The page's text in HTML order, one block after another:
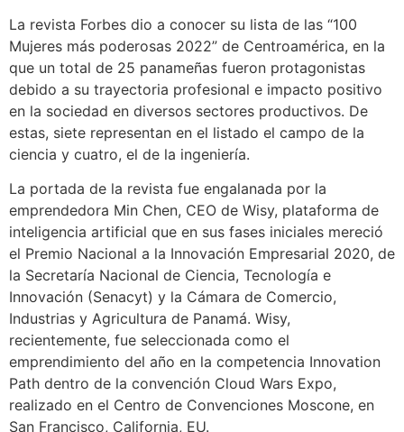
La revista Forbes dio a conocer su lista de las “100
Mujeres más poderosas 2022” de Centroamérica, en la
que un total de 25 panameñas fueron protagonistas
debido a su trayectoria profesional e impacto positivo
en la sociedad en diversos sectores productivos. De
estas, siete representan en el listado el campo de la
ciencia y cuatro, el de la ingeniería.
La portada de la revista fue engalanada por la
emprendedora Min Chen, CEO de Wisy, plataforma de
inteligencia artificial que en sus fases iniciales mereció
el Premio Nacional a la Innovación Empresarial 2020, de
la Secretaría Nacional de Ciencia, Tecnología e
Innovación (Senacyt) y la Cámara de Comercio,
Industrias y Agricultura de Panamá. Wisy,
recientemente, fue seleccionada como el
emprendimiento del año en la competencia Innovation
Path dentro de la convención Cloud Wars Expo,
realizado en el Centro de Convenciones Moscone, en
San Francisco, California, EU.